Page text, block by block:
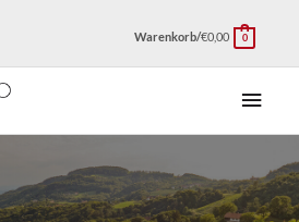
Warenkorb/€0,00 0